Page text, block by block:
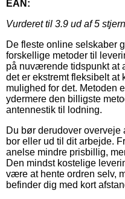
EAN:
Vurderet til 3.9 ud af 5
De fleste online selskaber
forskellige metoder til
på nuværende tidspunkt at
det er ekstremt fleksibelt at
mulighed for det. Metoden
ydermere den billigste
antennestik til lodning.
Du bør derudover
bor eller ud til dit arbejde.
anelse mindre prisbillig,
Den mindst kostelige
være at hente ordren selv,
befinder dig med kort